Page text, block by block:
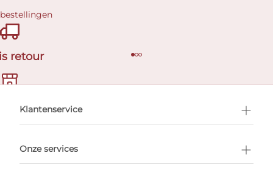
retour
afspraak
Klantenservice
Onze services